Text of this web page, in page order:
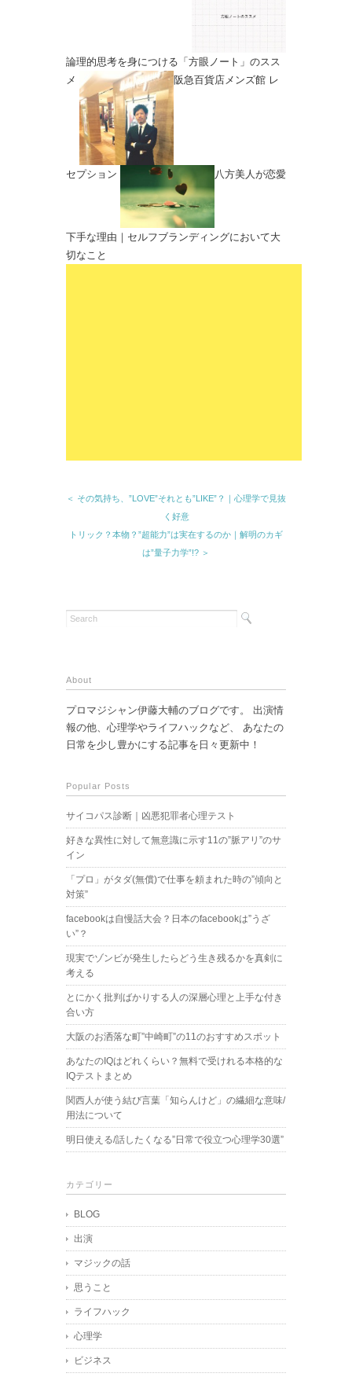
論理的思考を身につける「方眼ノート」のスス
メ
阪急百貨店メンズ館 レ
セプション 八方美人が恋愛
下手な理由｜セルフブランディングにおいて大
切なこと
＜ その気持ち、”LOVE”それとも”LIKE”？｜心理学で見抜
く好意
トリック？本物？”超能力”は実在するのか｜解明のカギ
は”量子力学”!? ＞
About
プロマジシャン伊藤大輔のブログです。 出演情
報の他、心理学やライフハックなど、 あなたの
日常を少し豊かにする記事を日々更新中！
Popular Posts
サイコパス診断｜凶悪犯罪者心理テスト
好きな異性に対して無意識に示す11の”脈アリ”のサ
イン
「プロ」がタダ(無償)で仕事を頼まれた時の”傾向と
対策”
facebookは自慢話大会？日本のfacebookは”うざ
い”？
現実でゾンビが発生したらどう生き残るかを真剣に
考える
とにかく批判ばかりする人の深層心理と上手な付き
合い方
大阪のお洒落な町”中崎町”の11のおすすめスポット
あなたのIQはどれくらい？無料で受けれる本格的な
IQテストまとめ
関西人が使う結び言葉「知らんけど」の繊細な意味/
用法について
明日使える/話したくなる”日常で役立つ心理学30選”
カテゴリー
BLOG
出演
マジックの話
思うこと
ライフハック
心理学
ビジネス